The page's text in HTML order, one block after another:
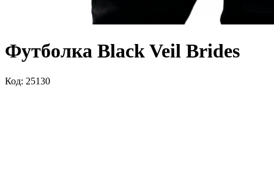
Футболка Black Veil Brides
Код: 25130